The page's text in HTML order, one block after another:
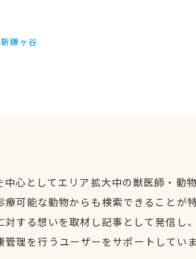
新鎌ヶ谷
心としてエリア拡大中の獣医師・動
可能な動物からも検索できることが
対する想いを取材し記事として発信し
理を行うユーザーをサポートしてい